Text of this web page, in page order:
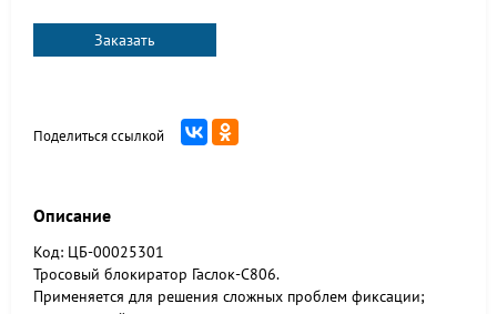
Заказать
Поделиться ссылкой
Описание
Код: ЦБ-00025301
Тросовый блокиратор Гаслок-С806.
Применяется для решения сложных проблем фиксации;